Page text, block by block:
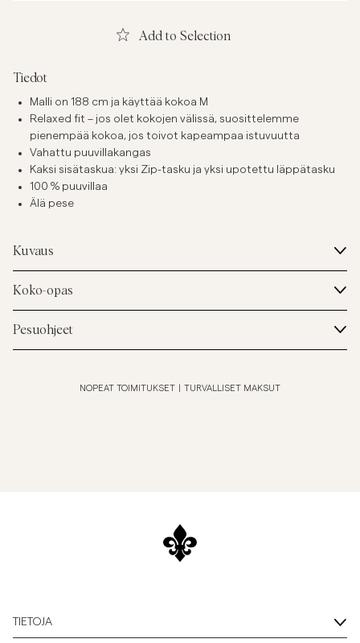
Add to Selection
Tiedot
Malli on 188 cm ja käyttää kokoa M
Relaxed fit – jos olet kokojen välissä, suosittelemme
pienempää kokoa, jos toivot kapeampaa istuvuutta
Vahattu puuvillakangas
Kaksi sisätaskua: yksi Zip-tasku ja yksi upotettu läppätasku
100 % puuvillaa
Älä pese
Kuvaus
Koko-opas
Pesuohjeet
NOPEAT TOIMITUKSET TURVALLISET MAKSUT
TIETOJA